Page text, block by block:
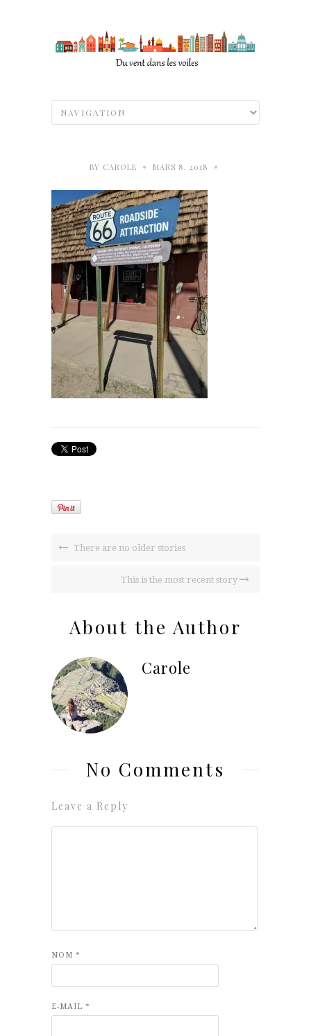
BY CAROLE • MARS 8, 2018 •
There are no older stories
This is the most recent story
About the Author
Carole
No Comments
Leave a Reply
NOM *
E-MAIL *